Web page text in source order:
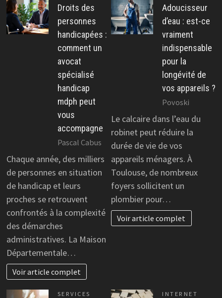
Droits des
personnes
handicapées :
comment un
avocat
spécialisé
handicap
mdph peut
vous
accompagne
Pascal Cabus
Chaque année, des milliers
de personnes en situation
de handicap et leurs
proches se retrouvent
confrontés à la complexité
des démarches
administratives. La Maison
Départementale…
Voir article complet
Adoucisseur
d’eau : est-ce
vraiment
indispensable
pour la
longévité de
vos appareils ?
Povoski
Le calcaire dans l’eau du
robinet peut réduire la
durée de vie de vos
appareils ménagers. À
Toulouse, de nombreux
foyers sollicitent un
plombier pour…
Voir article complet
SERVICES
INTERNET